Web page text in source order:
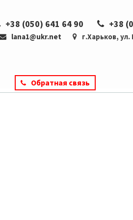
+38 (050) 641 64 90 +38
lana1@ukr.net г.Харьков,
Обратная связь